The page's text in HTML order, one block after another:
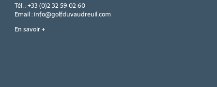
Tél. : +33 (0)2 32 59 02 60
Email : info@golfduvaudreuil.com
En savoir +